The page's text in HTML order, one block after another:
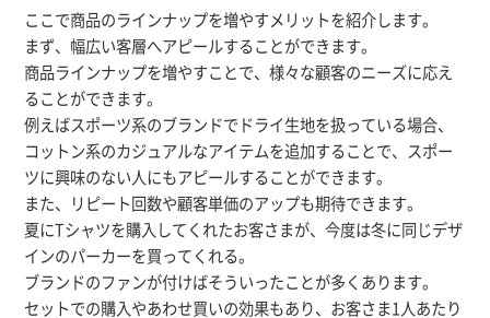
ここで商品のラインナップを増やすメリットを紹介します。
まず、幅広い客層へアピールすることができます。
商品ラインナップを増やすことで、様々な顧客のニーズに応え
ることができます。
例えばスポーツ系のブランドでドライ生地を扱っている場合、
コットン系のカジュアルなアイテムを追加することで、スポー
ツに興味のない人にもアピールすることができます。
また、リピート回数や顧客単価のアップも期待できます。
夏にTシャツを購入してくれたお客さまが、今度は冬に同じデザ
インのパーカーを買ってくれる。
ブランドのファンが付けばそういったことが多くあります。
セットでの購入やあわせ買いの効果もあり、お客さま1人あたり